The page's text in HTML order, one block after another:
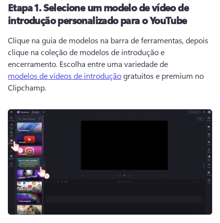
Etapa 1.Selecione um modelo de vídeo de
introdução personalizado para o YouTube
Clique na guia de modelos na barra de ferramentas, depois
clique na coleção de modelos de introdução e
encerramento. Escolha entre uma variedade de
modelos de vídeos de introdução gratuitos e premium no
Clipchamp.